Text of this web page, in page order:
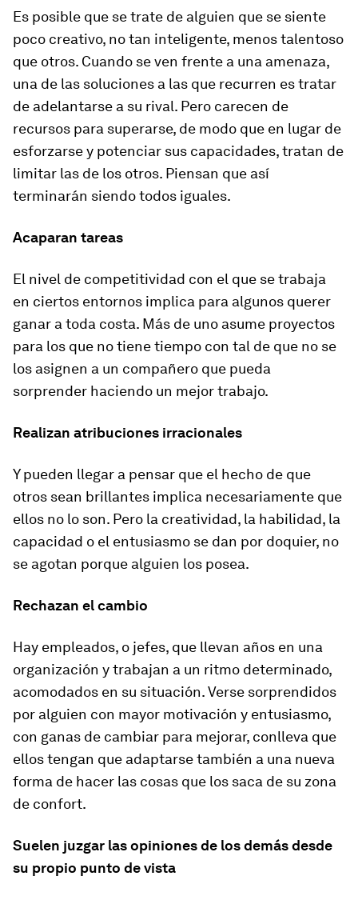
Es posible que se trate de alguien que se siente
poco creativo, no tan inteligente, menos talentoso
que otros. Cuando se ven frente a una amenaza,
una de las soluciones a las que recurren es tratar
de adelantarse a su rival. Pero carecen de
recursos para superarse, de modo que en lugar de
esforzarse y potenciar sus capacidades, tratan de
limitar las de los otros. Piensan que así
terminarán siendo todos iguales.
Acaparan tareas
El nivel de competitividad con el que se trabaja
en ciertos entornos implica para algunos querer
ganar a toda costa. Más de uno asume proyectos
para los que no tiene tiempo con tal de que no se
los asignen a un compañero que pueda
sorprender haciendo un mejor trabajo.
Realizan atribuciones irracionales
Y pueden llegar a pensar que el hecho de que
otros sean brillantes implica necesariamente que
ellos no lo son. Pero la creatividad, la habilidad, la
capacidad o el entusiasmo se dan por doquier, no
se agotan porque alguien los posea.
Rechazan el cambio
Hay empleados, o jefes, que llevan años en una
organización y trabajan a un ritmo determinado,
acomodados en su situación. Verse sorprendidos
por alguien con mayor motivación y entusiasmo,
con ganas de cambiar para mejorar, conlleva que
ellos tengan que adaptarse también a una nueva
forma de hacer las cosas que los saca de su zona
de confort.
Suelen juzgar las opiniones de los demás desde
su propio punto de vista